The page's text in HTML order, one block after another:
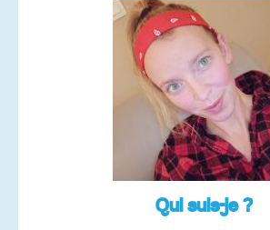
Qui suis-je ?